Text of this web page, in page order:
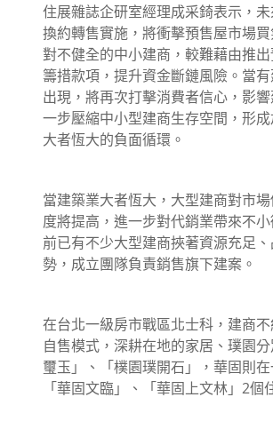
住展雜誌企研室經理成采錡表示，
換約轉售實施，將衝擊預售屋市場
對不健全的中小建商，較難藉由推
籌措款項，提升資金斷鏈風險。當
出現，將再次打擊消費者信心，影
一步壓縮中小型建商生存空間，形
大者恆大的負面循環。
當建築業大者恆大，大型建商對市
度將提高，進一步對代銷業帶來不
前已有不少大型建商挾著資源充足
勢，成立團隊負責銷售旗下建案。
在台北一級房市戰區北士科，建商
自售模式，深耕在地的家居、璞園
璽玉」、「樸園璞開石」，華固則
「華固文臨」、「華固上文林」2個